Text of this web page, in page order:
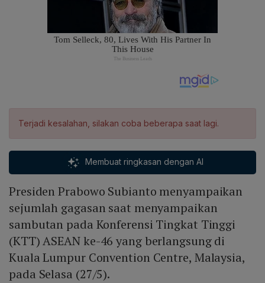
Terjadi kesalahan, silakan coba beberapa saat lagi.
Membuat ringkasan dengan AI
Presiden Prabowo Subianto menyampaikan
sejumlah gagasan saat menyampaikan
sambutan pada Konferensi Tingkat Tinggi
(KTT) ASEAN ke-46 yang berlangsung di
Kuala Lumpur Convention Centre, Malaysia,
pada Selasa (27/5).